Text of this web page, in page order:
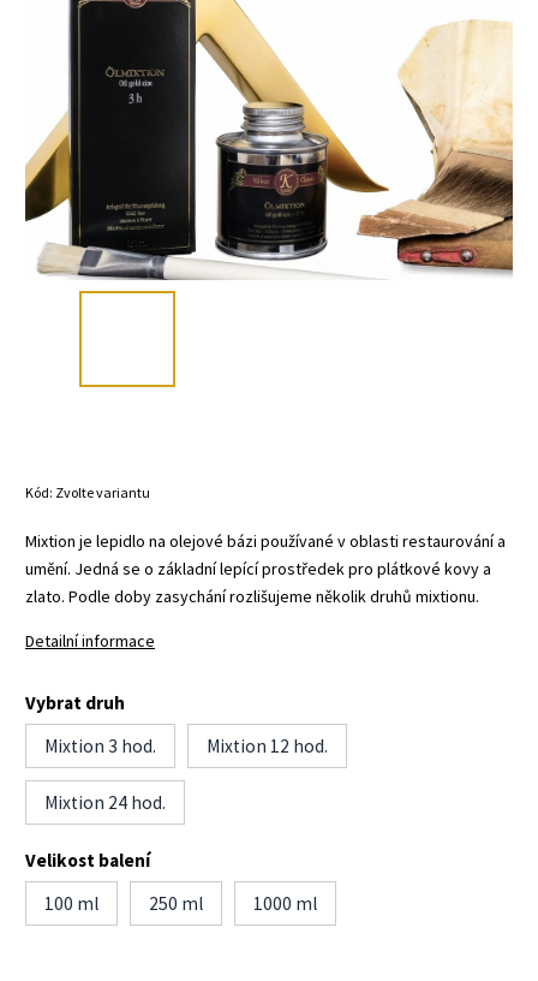
Kód: Zvolte variantu
Mixtion je lepidlo na olejové bázi používané v oblasti restaurování a
umění. Jedná se o základní lepící prostředek pro plátkové kovy a
zlato. Podle doby zasychání rozlišujeme několik druhů mixtionu.
Detailní informace
Vybrat druh
Mixtion 3 hod.
Mixtion 12 hod.
Mixtion 24 hod.
Velikost balení
100 ml
250 ml 1000 ml